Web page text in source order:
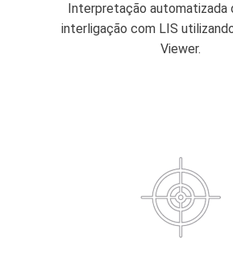
Interpretação automatizada
interligação com LIS
Viewer.